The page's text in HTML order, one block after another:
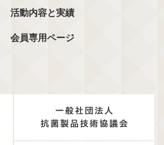
活動内容と実績
会員専用ページ